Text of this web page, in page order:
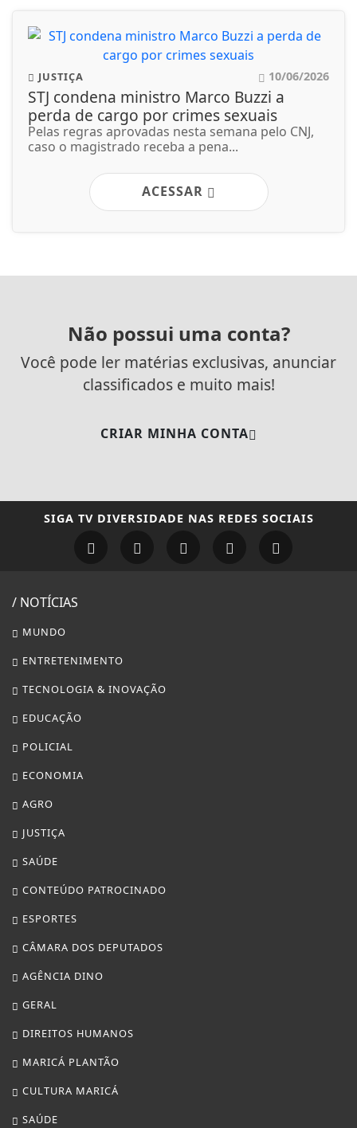
JUSTIÇA 10/06/2026
STJ condena ministro Marco Buzzi a
perda de cargo por crimes sexuais
Pelas regras aprovadas nesta semana pelo CNJ,
caso o magistrado receba a pena...
ACESSAR
Não possui uma conta?
Você pode ler matérias exclusivas, anunciar
classificados e muito mais!
CRIAR MINHA CONTA
SIGA TV DIVERSIDADE NAS REDES SOCIAIS
/ NOTÍCIAS
MUNDO
ENTRETENIMENTO
TECNOLOGIA & INOVAÇÃO
EDUCAÇÃO
POLICIAL
ECONOMIA
AGRO
JUSTIÇA
SAÚDE
CONTEÚDO PATROCINADO
ESPORTES
CÂMARA DOS DEPUTADOS
AGÊNCIA DINO
GERAL
DIREITOS HUMANOS
MARICÁ PLANTÃO
CULTURA MARICÁ
SAÚDE